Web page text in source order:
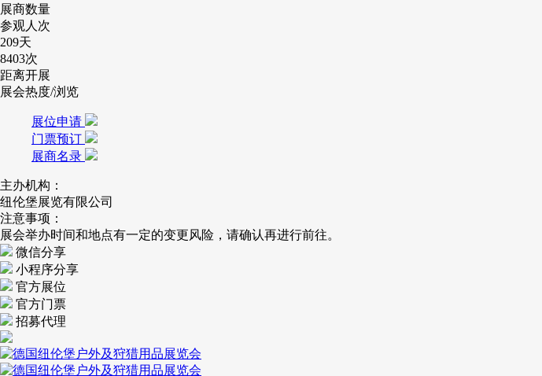
展商数量
参观人次
209天
8403次
距离开展
展会热度/浏览
展位申请
门票预订
展商名录
主办机构：
纽伦堡展览有限公司
注意事项：
展会举办时间和地点有一定的变更风险，请确认再进行前往。
微信分享
小程序分享
官方展位
官方门票
招募代理